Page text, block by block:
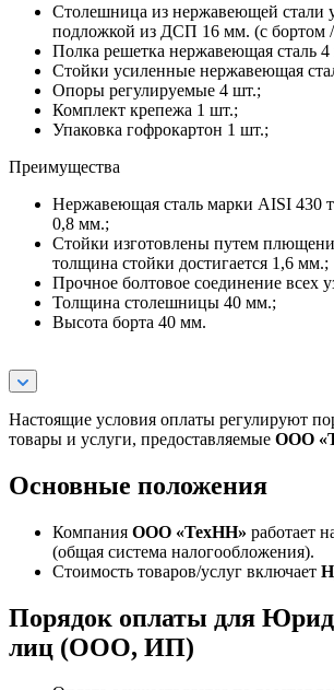
Столешница из нержавеющей стали
подложкой из ДСП 16 мм. (с бортом /
Полка решетка нержавеющая сталь 4
Стойки усиленные нержавеющая
Опоры регулируемые 4 шт.;
Комплект крепежа 1 шт.;
Упаковка гофрокартон 1 шт.;
Преимущества
Нержавеющая сталь марки AISI 430
0,8 мм.;
Стойки изготовлены путем
толщина стойки достигается 1,6 мм.;
Прочное болтовое соединение всех
Толщина столешницы 40 мм.;
Высота борта 40 мм.
Настоящие условия оплаты регулируют
товары и услуги, предоставляемые ООО
Основные положения
Компания ООО «ТехНН» работает
(общая система налогообложения).
Стоимость товаров/услуг включает
Порядок оплаты для
лиц (ООО, ИП)